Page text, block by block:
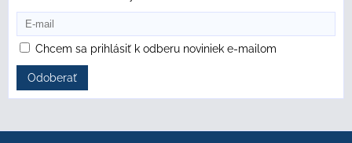
Chcem sa prihlásiť k odberu noviniek e-mailom
Odoberať